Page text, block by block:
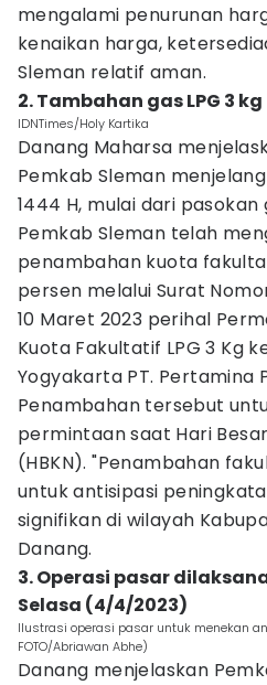
mengalami penurunan
kenaikan harga,
Sleman relatif aman.
2. Tambahan gas LPG 3 kg
IDNTimes/Holy Kartika
Danang Maharsa
Pemkab Sleman
1444 H, mulai dari pasokan
Pemkab Sleman telah
penambahan kuota
persen melalui Surat
10 Maret 2023 perihal
Kuota Fakultatif LPG 3 Kg
Yogyakarta PT. Pertamina
Penambahan tersebut
permintaan saat Hari
(HBKN). "Penambahan
untuk antisipasi
signifikan di wilayah
Danang.
3. Operasi pasar
Selasa (4/4/2023)
Ilustrasi operasi pasar untuk menekan
FOTO/Abriawan Abhe)
Danang menjelaskan